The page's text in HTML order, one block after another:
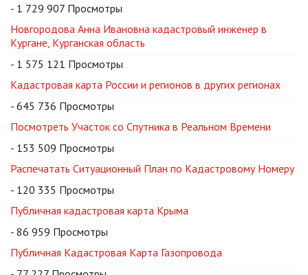
- 1 729 907 Просмотры
Новгородова Анна Ивановна кадастровый инженер в
Кургане, Курганская область
- 1 575 121 Просмотры
Кадастровая карта России и регионов в других регионах
- 645 736 Просмотры
Посмотреть Участок со Спутника в Реальном Времени
- 153 509 Просмотры
Распечатать Ситуационный План по Кадастровому Номеру
- 120 335 Просмотры
Публичная кадастровая карта Крыма
- 86 959 Просмотры
Публичная Кадастровая Карта Газопровода